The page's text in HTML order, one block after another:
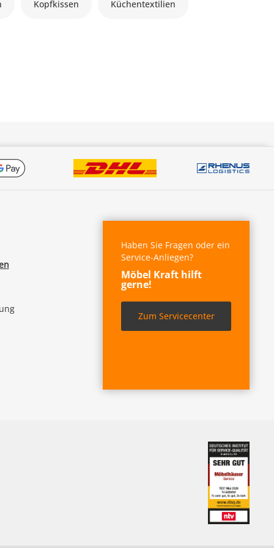
Kopfkissen Küchentextilien
Haben Sie Fragen oder ein
Service-Anliegen?
Möbel Kraft hilft
gerne!
Zum Servicecenter